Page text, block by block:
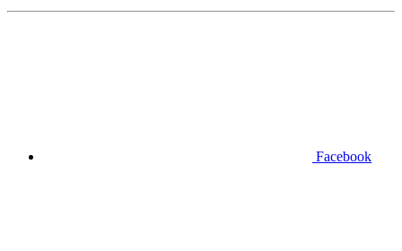
Facebook